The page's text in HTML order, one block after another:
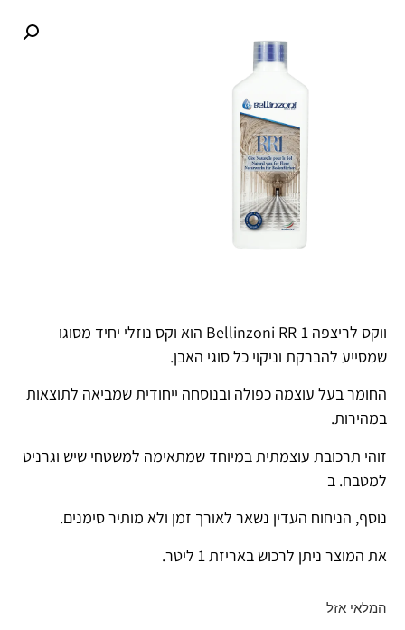
ווקס לריצפה Bellinzoni RR-1 הוא וקס נוזלי יחיד מסוגו
שמסייע להברקת וניקוי כל סוגי האבן.
החומר בעל עוצמה כפולה ובנוסחה ייחודית שמביאה לתוצאות
במהירות.
זוהי תרכובת עוצמתית במיוחד שמתאימה למשטחי שיש וגרניט
למטבח. ב
נוסף, הניחוח העדין נשאר לאורך זמן ולא מותיר סימנים.
את המוצר ניתן לרכוש באריזת 1 ליטר.
המלאי אזל